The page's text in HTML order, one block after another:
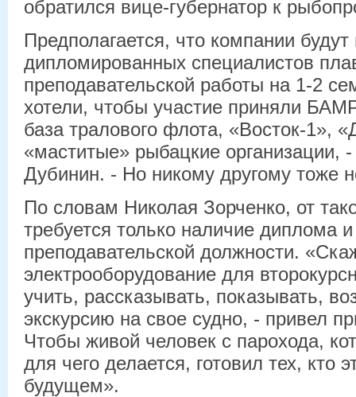
обратился вице-губернатор к
Предполагается, что компании будут
дипломированных специалистов
преподавательской работы на 1-2
хотели, чтобы участие приняли
база тралового флота, «Восток-1»,
«маститые» рыбацкие организации,
Дубинин. - Но никому другому тоже
По словам Николая Зорченко, от
требуется только наличие диплома
преподавательской должности.
электрооборудование для
учить, рассказывать, показывать,
экскурсию на свое судно, - привел
Чтобы живой человек с парохода,
для чего делается, готовил тех, кто
будущем».